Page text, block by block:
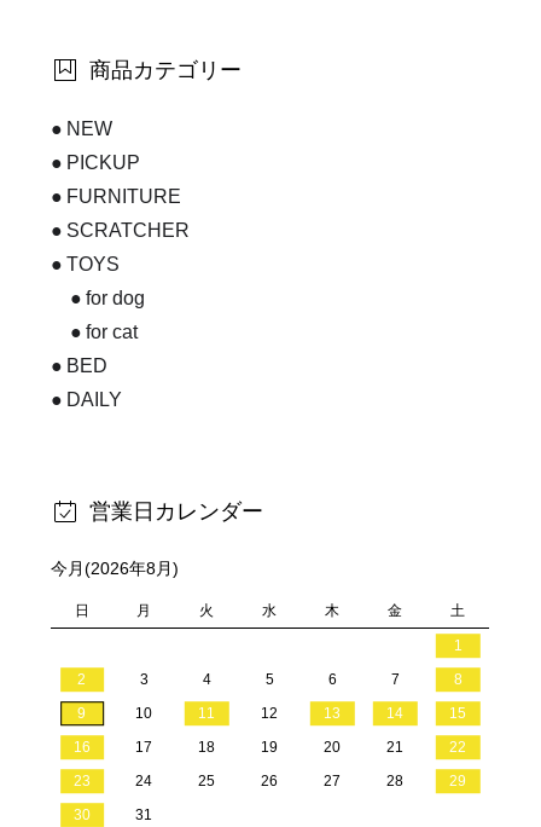
商品カテゴリー
NEW
PICKUP
FURNITURE
SCRATCHER
TOYS
for dog
for cat
BED
DAILY
営業日カレンダー
今月(2026年8月)
日 月 火 水 木 金 土
1
2
3 4 5 6 7
8
9
10 11 12 13 14
15
16
17 18 19 20 21
22
23
24 25 26 27 28
29
30
31